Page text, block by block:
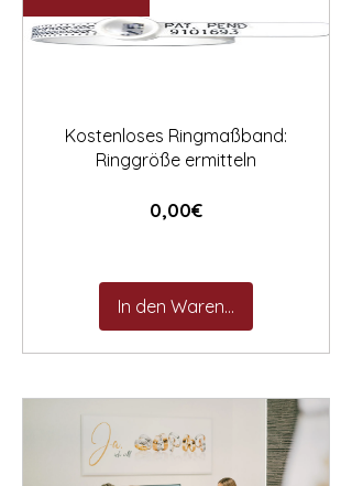
Kostenloses Ringmaßband:
Ringgröße ermitteln
0,00€Preis
In den Warenkorb